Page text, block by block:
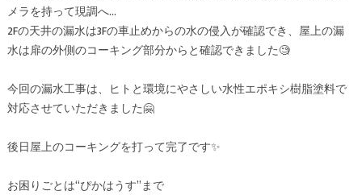
メラを持って現調へ…
2Fの天井の漏水は3Fの車止めからの水の侵入が確認でき、屋上の漏
水は扉の外側のコーキング部分からと確認できました🧐
今回の漏水工事は、ヒトと環境にやさしい水性エポキシ樹脂塗料で
対応させていただきました🤗
後日屋上のコーキングを打って完了です✨
お困りごとは“ぴかはうす”まで